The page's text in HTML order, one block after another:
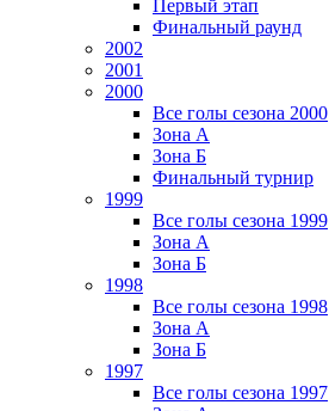
Первый этап
Финальный раунд
2002
2001
2000
Все голы сезона 2000
Зона А
Зона Б
Финальный турнир
1999
Все голы сезона 1999
Зона А
Зона Б
1998
Все голы сезона 1998
Зона А
Зона Б
1997
Все голы сезона 1997